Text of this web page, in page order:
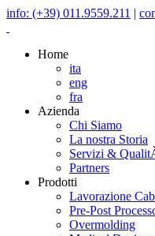
info: (+39) 011.9559.211 |
Home
ita
eng
fra
Azienda
Chi Siamo
La nostra Storia
Servizi &
Partners
Prodotti
Lavorazione
Pre-Post
Overmolding